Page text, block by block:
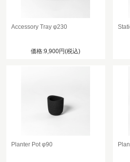
Accessory Tray φ230
価格:9,900円(税込)
Planter Pot φ90